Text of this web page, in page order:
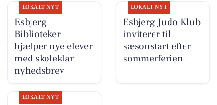
LOKALT NYT
Esbjerg
Biblioteker
hjælper nye elever
med skoleklar
nyhedsbrev
LOKALT NYT
Esbjerg Judo Klub
inviterer til
sæsonstart efter
sommerferien
LOKALT NYT